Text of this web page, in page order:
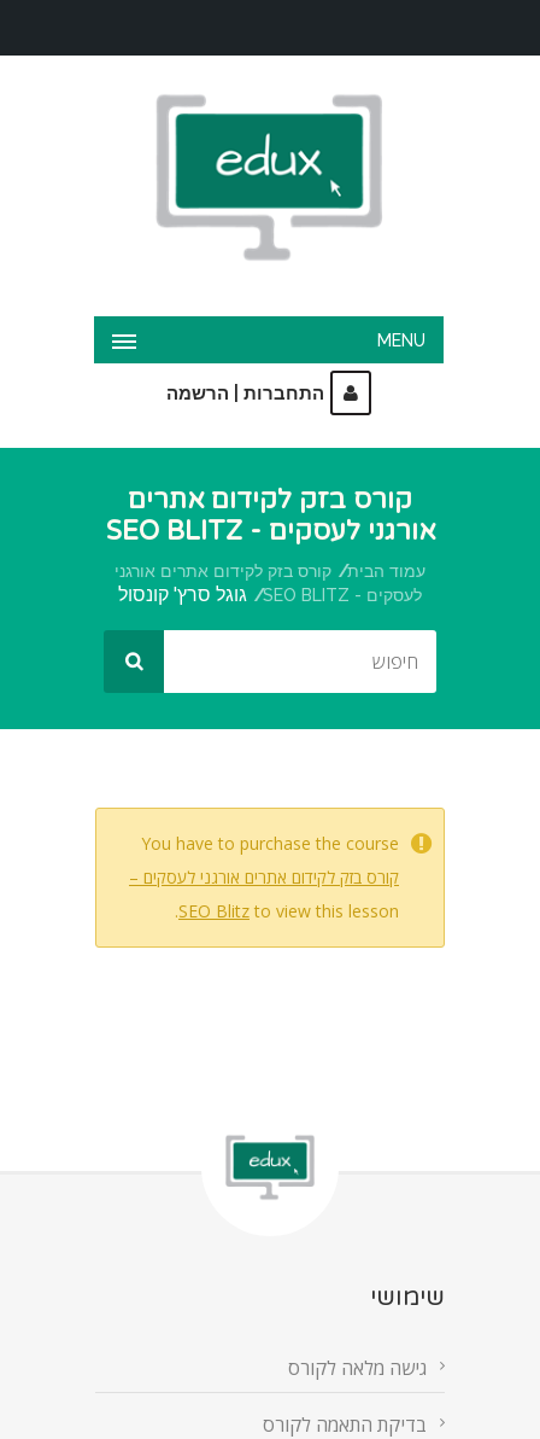
MENU
התחברות הרשמה
קורס בזק לקידום אתרים
אורגני לעסקים - SEO BLITZ
עמוד הבית
קורס בזק לקידום אתרים אורגני
לעסקים - SEO BLITZ
גוגל סרץ' קונסול
You have to purchase the course
קורס בזק לקידום אתרים אורגני לעסקים –
SEO Blitzto view this lesson.
שימושי
גישה מלאה לקורס
בדיקת התאמה לקורס